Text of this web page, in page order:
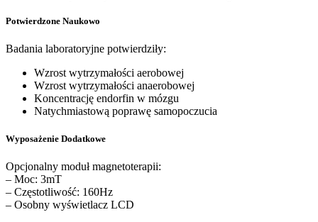
Potwierdzone Naukowo
Badania laboratoryjne potwierdziły:
Wzrost wytrzymałości aerobowej
Wzrost wytrzymałości anaerobowej
Koncentrację endorfin w mózgu
Natychmiastową poprawę samopoczucia
Wyposażenie Dodatkowe
Opcjonalny moduł magnetoterapii:
– Moc: 3mT
– Częstotliwość: 160Hz
– Osobny wyświetlacz LCD